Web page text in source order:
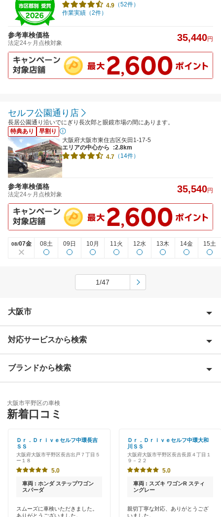
4.9 （52件）
作業実績（2件）
参考車検価格
法定24ヶ月点検対象 35,440円
セルフ公園通り店
長居公園通り沿いでにぎり長次郎と眼鏡市場の間にあります。
特典あり
早割り
大阪府大阪市東住吉区矢田1-17-5
エリアの中心から
:2.8km
4.7 （14件）
参考車検価格
法定24ヶ月点検対象 35,540円
08/07金 08土 09日 10月 11火 12水 13木 14金 15土
1/47
大阪市
大阪市旭区
大阪市生野区
大阪市北区
大阪市此花区
大阪市城東区
大阪市住之江区
大阪市住吉区
対応サービスから検索
Award 受賞店
特典あり
新車初回割りあり
早割りあり
クレジットカードOK
土日祝OK
ブランドから検索
「車検の速太郎」
アップル車検
オートバックス
大阪市平野区の車検
新着口コミ
Ｄｒ．Ｄｒｉｖｅセルフ中環長吉
ＳＳ
大阪府大阪市平野区長吉出戸７丁目５
ー１８
5.0
車両 : ホンダ ステップワゴン
スパーダ
スムーズに車検いただきました。
ありがとうございました。
Ｄｒ．Ｄｒｉｖｅセルフ中環大和
川ＳＳ
大阪府大阪市平野区長吉長原４丁目１
９－２２
5.0
車両 : スズキ ワゴンR スティ
ングレー
親切丁寧な対応、ありがとうござ
いました。